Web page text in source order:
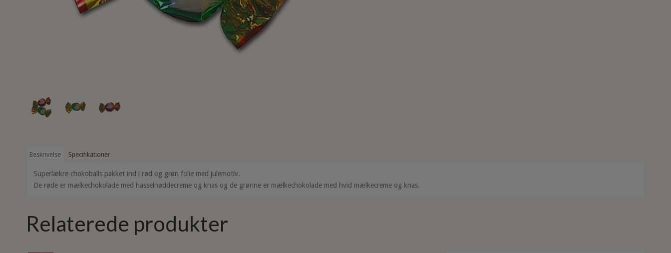
Beskrivelse Specifikationer
Superlækre chokoballs pakket ind i rød og grøn folie med julemotiv.
De røde er mælkechokolade med hasselnøddecreme og knas og de grønne er mælkechokolade med hvid mælkecreme og knas.
Relaterede produkter